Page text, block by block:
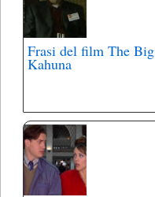
Frasi del film The Big
Kahuna